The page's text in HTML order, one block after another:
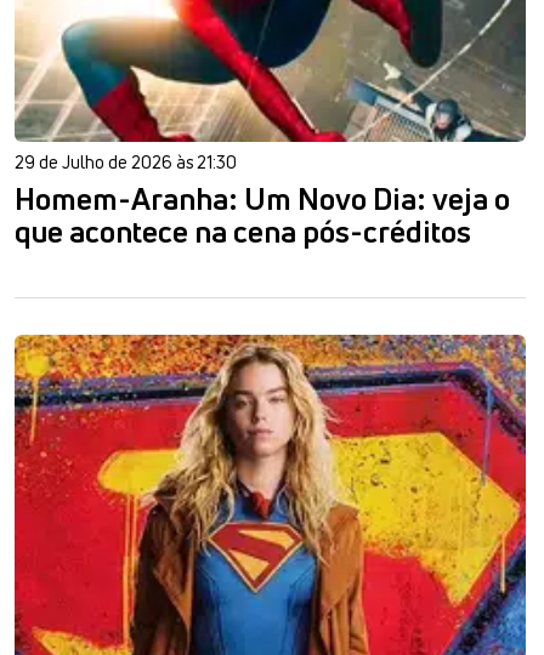
29 de Julho de 2026 às 21:30
Homem-Aranha: Um Novo Dia: veja o
que acontece na cena pós-créditos